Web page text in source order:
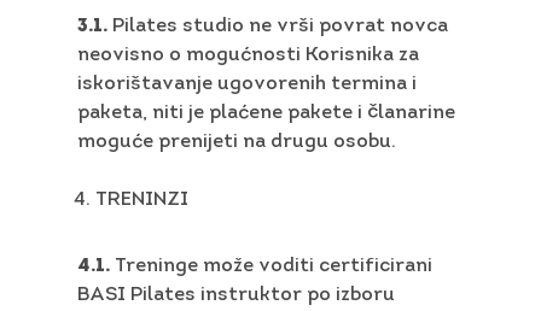
3.1. Pilates studio ne vrši povrat novca
neovisno o mogućnosti Korisnika za
iskorištavanje ugovorenih termina i
paketa, niti je plaćene pakete i članarine
moguće prenijeti na drugu osobu.
TRENINZI
4.1. Treninge može voditi certificirani
BASI Pilates instruktor po izboru